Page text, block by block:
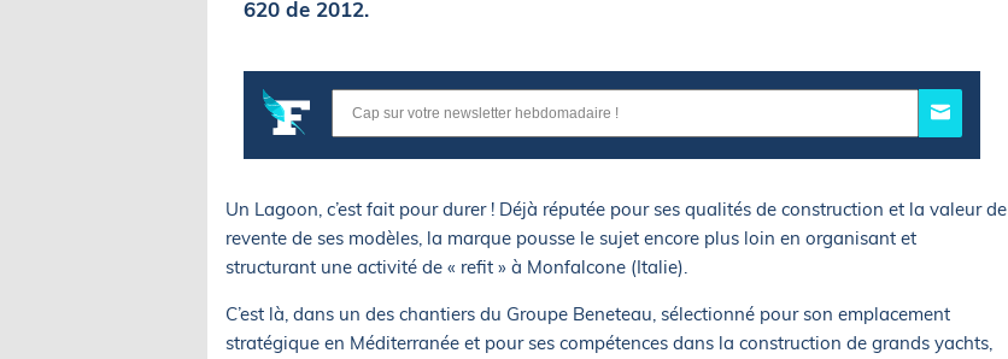
620 de 2012.
Un Lagoon, c’est fait pour durer ! Déjà réputée pour ses qualités de construction et la valeur de
revente de ses modèles, la marque pousse le sujet encore plus loin en organisant et
structurant une activité de « refit » à Monfalcone (Italie).
C’est là, dans un des chantiers du Groupe Beneteau, sélectionné pour son emplacement
stratégique en Méditerranée et pour ses compétences dans la construction de grands yachts,